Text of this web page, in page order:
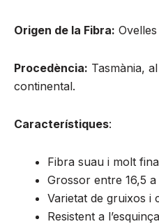
Origen de la Fibra:
Procedència: Tasmània,
continental.
Característiques:
Fibra suau i molt
Grossor entre 16,5 a
Varietat de gruixos i
Resistent a